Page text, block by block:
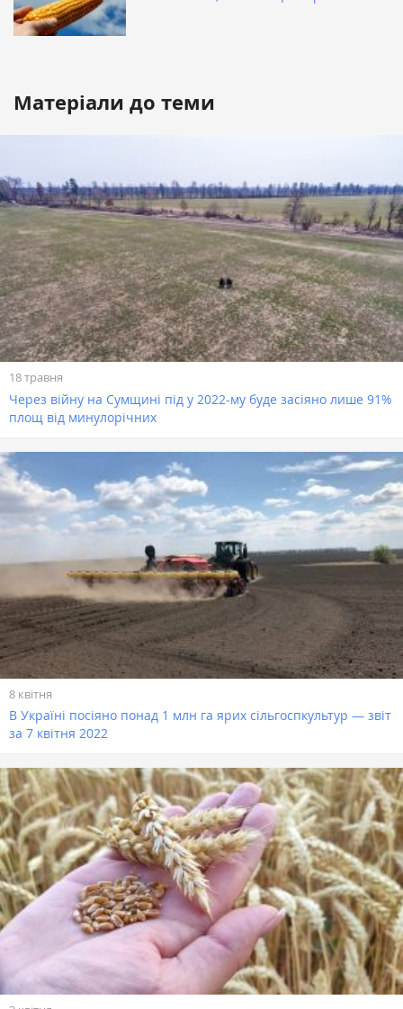
Матеріали до теми
18 травня
Через війну на Сумщині під у 2022-му буде засіяно лише 91%
площ від минулорічних
8 квітня
В Україні посіяно понад 1 млн га ярих сільгоспкультур — звіт
за 7 квітня 2022